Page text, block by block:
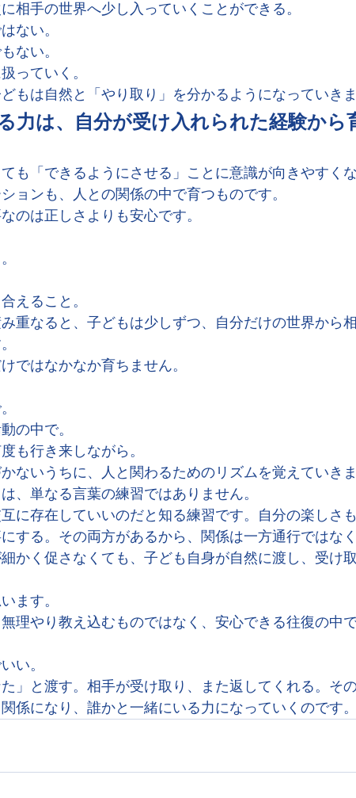
相手の世界へ少し入っていくことができる。
ない。
ない。
っていく。
もは自然と「やり取り」を分かるようになっていきま
力は、自分が受け入れられた経験から
も「できるようにさせる」ことに意識が向きやすく
ョンも、人との関係の中で育つものです。
のは正しさよりも安心です。
えること。
重なると、子どもは少しずつ、自分だけの世界から
ではなかなか育ちません。
の中で。
も行き来しながら。
ないうちに、人と関わるためのリズムを覚えていきま
、単なる言葉の練習ではありません。
に存在していいのだと知る練習です。自分の楽しさ
する。その両方があるから、関係は一方通行ではなく
かく促さなくても、子ども自身が自然に渡し、受け
ます。
理やり教え込むものではなく、安心できる往復の中
い。
た」と渡す。相手が受け取り、また返してくれる。そ
係になり、誰かと一緒にいる力になっていくのです。